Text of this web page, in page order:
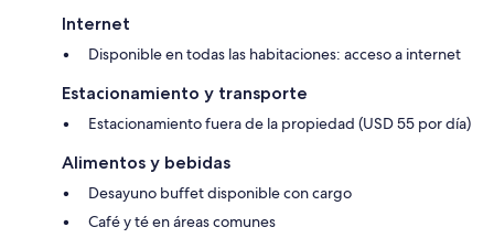
Internet
Disponible en todas las habitaciones: acceso a internet
Estacionamiento y transporte
Estacionamiento fuera de la propiedad (USD 55 por día)
Alimentos y bebidas
Desayuno buffet disponible con cargo
Café y té en áreas comunes